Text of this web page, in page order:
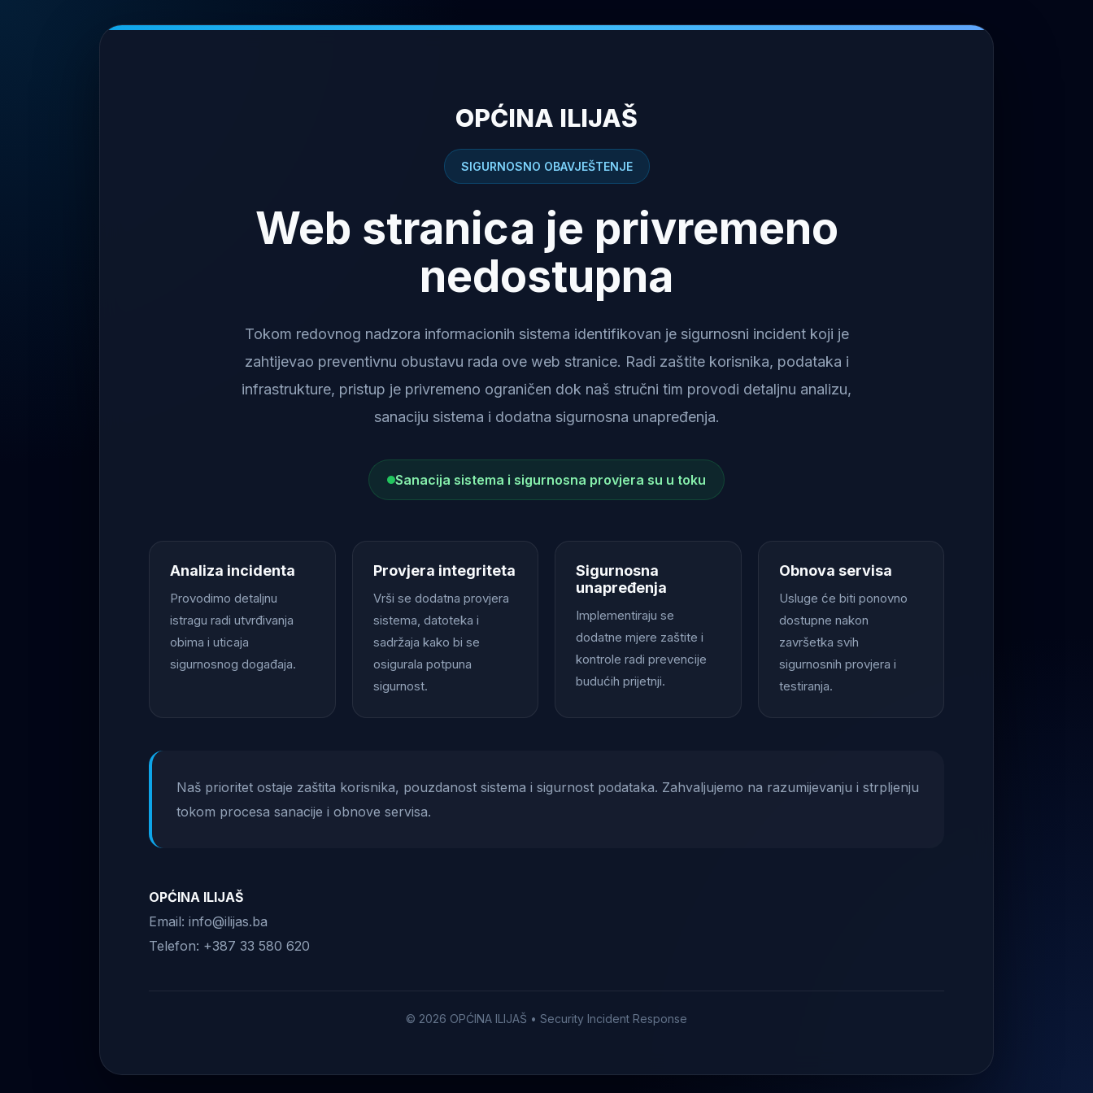
OPĆINA ILIJAŠ
SIGURNOSNO OBAVJEŠTENJE
Web stranica je privremeno
nedostupna
Tokom redovnog nadzora informacionih sistema identifikovan je sigurnosni incident koji je
zahtijevao preventivnu obustavu rada ove web stranice. Radi zaštite korisnika, podataka i
infrastrukture, pristup je privremeno ograničen dok naš stručni tim provodi detaljnu analizu,
sanaciju sistema i dodatna sigurnosna unapređenja.
Sanacija sistema i sigurnosna provjera su u toku
Analiza incidenta
Provodimo detaljnu
istragu radi utvrđivanja
obima i uticaja
sigurnosnog događaja.
Provjera integriteta
Vrši se dodatna provjera
sistema, datoteka i
sadržaja kako bi se
osigurala potpuna
sigurnost.
Sigurnosna
unapređenja
Implementiraju se
dodatne mjere zaštite i
kontrole radi prevencije
budućih prijetnji.
Obnova servisa
Usluge će biti ponovno
dostupne nakon
završetka svih
sigurnosnih provjera i
testiranja.
Naš prioritet ostaje zaštita korisnika, pouzdanost sistema i sigurnost podataka. Zahvaljujemo na razumijevanju i strpljenju
tokom procesa sanacije i obnove servisa.
OPĆINA ILIJAŠ
Email: info@ilijas.ba
Telefon: +387 33 580 620
© 2026 OPĆINA ILIJAŠ • Security Incident Response